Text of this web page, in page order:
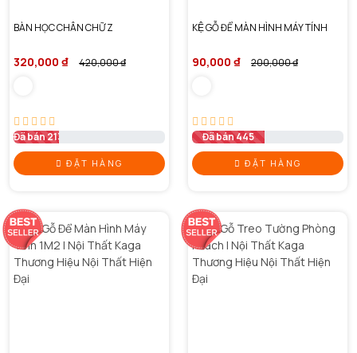
BÀN HỌC CHÂN CHỮ Z
320,000 ₫ 420,000 ₫
Đã bán 213
ĐẶT HÀNG
KỆ GỖ ĐỂ MÀN HÌNH MÁY TÍNH
90,000 ₫ 200,000 ₫
Đã bán 445
ĐẶT HÀNG